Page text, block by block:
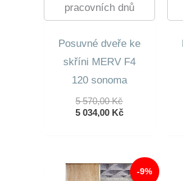
pracovních dnů
Posuvné dveře ke
skříni MERV F4
120 sonoma
5 570,00KčPůvodní
Cena
5 034,00 KčAktuální
034,00 Kč.
-9%